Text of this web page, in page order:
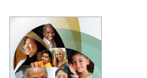
digital
Ajahin
Pianak
Ragané
audio
Ajahin
Pianak
Ragané
Ragané